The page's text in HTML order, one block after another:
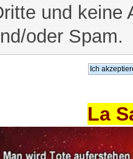
und keine
oder Spam.
La